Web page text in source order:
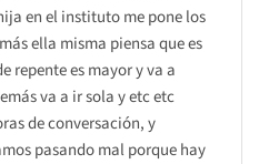
en el instituto me pone los
ella misma piensa que es
repente es mayor y va a
va a ir sola y etc etc
de conversación, y
pasando mal porque hay